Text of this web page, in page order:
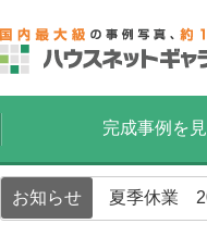
完成事例を
お知らせ 夏季休業